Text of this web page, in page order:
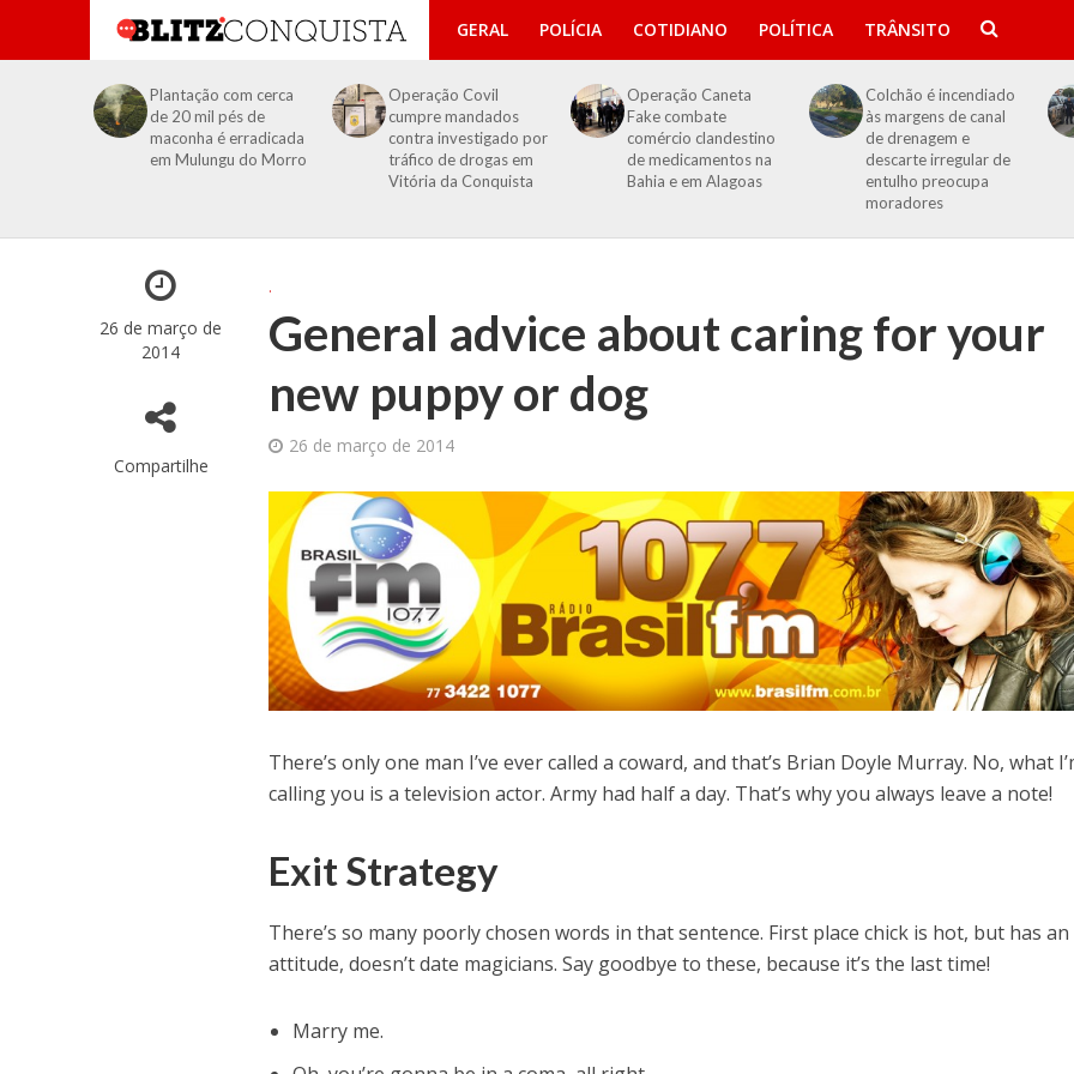
GERAL POLÍCIA COTIDIANO POLÍTICA TRÂNSITO
Plantação com cerca
de 20 mil pés de
maconha é erradicada
em Mulungu do Morro
Operação Covil
cumpre mandados
contra investigado por
tráfico de drogas em
Vitória da Conquista
Operação Caneta
Fake combate
comércio clandestino
de medicamentos na
Bahia e em Alagoas
Colchão é incendiado
às margens de canal
de drenagem e
descarte irregular de
entulho preocupa
moradores
26 de março de
2014
Compartilhe
.
General advice about caring for your
new puppy or dog
26 de março de 2014
There’s only one man I’ve ever called a coward, and that’s Brian Doyle Murray. No, what
calling you is a television actor. Army had half a day. That’s why you always leave a note!
Exit Strategy
There’s so many poorly chosen words in that sentence. First place chick is hot, but has an
attitude, doesn’t date magicians. Say goodbye to these, because it’s the last time!
Marry me.